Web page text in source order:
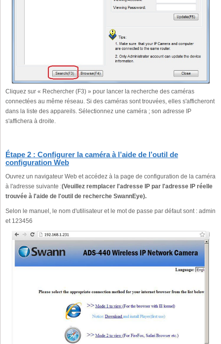
Cliquez sur « Rechercher (F3) » pour lancer la recherche des caméras
connectées au même réseau. Si des caméras sont trouvées, elles s'afficheront
dans la liste des appareils. Sélectionnez une caméra ; son adresse IP
s'affichera à droite.
Étape 2 : Configurer la caméra à l’aide de l’outil de
configuration Web
Ouvrez un navigateur Web et accédez à la page de configuration de la caméra
à l'adresse suivante :(Veuillez remplacer l'adresse IP par l'adresse IP réelle
trouvée à l'aide de l'outil de recherche SwannEye).
Selon le manuel, le nom d'utilisateur et le mot de passe par défaut sont : admin
et 123456